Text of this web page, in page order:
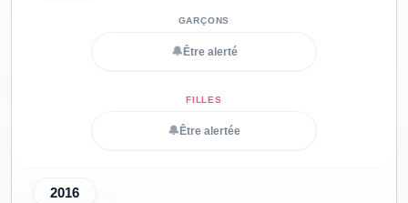
🔔 Être alerté
🔔 Être alertée
2016